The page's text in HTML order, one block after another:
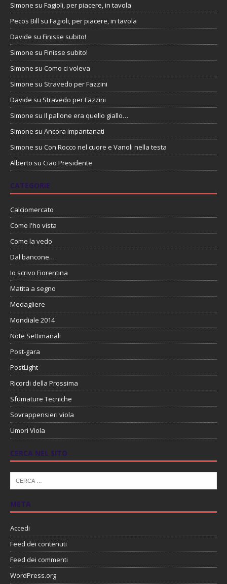
Simone su Fagioli, per piacere, in tavola
Pecos Bill su Fagioli, per piacere, in tavola
Davide su Finisse subito!
Simone su Finisse subito!
Simone su Como ci voleva
Simone su Stravedo per Fazzini
Davide su Stravedo per Fazzini
Simone su Il pallone era quello giallo…
Simone su Ancora impantanati
Simone su Con Rocco nel cuore e Vanoli nella testa
Alberto su Ciao Presidente
CATEGORIE
Calciomercato
Come l'ho vista
Come la vedo
Dal bancone…
Io scrivo Fiorentina
Matita a segno
Medagliere
Mondiale 2014
Note Settimanali
Post-gara
PostLight
Ricordi della Prossima
Sfumature Tecniche
Sovrappensieri viola
Umori Viola
CERCA NEL SITO
META
Accedi
Feed dei contenuti
Feed dei commenti
WordPress.org